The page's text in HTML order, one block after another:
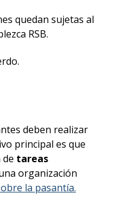
quedan sujetas al
RSB.
deben realizar
principal es que
tareas
organización
la pasantía.